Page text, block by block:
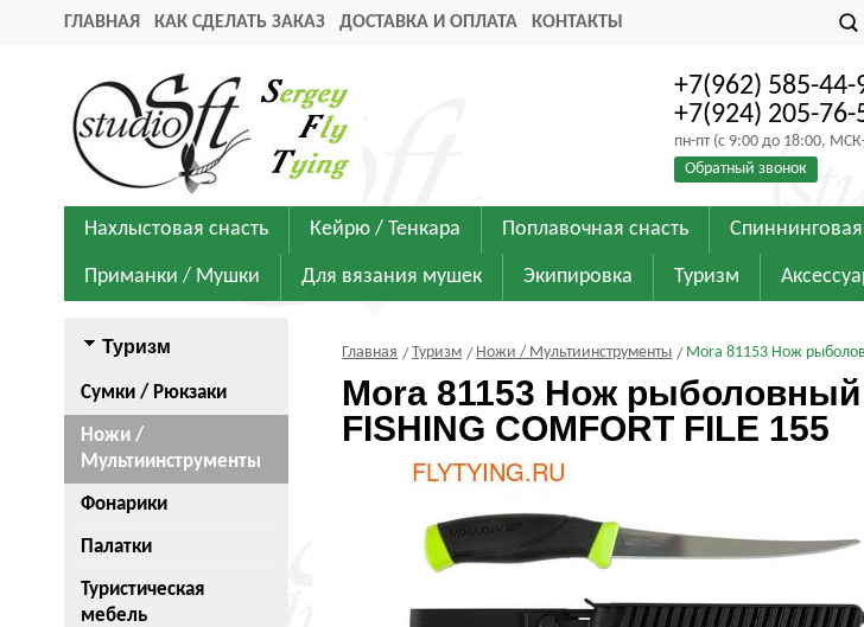
ГЛАВНАЯ КАК СДЕЛАТЬ ЗАКАЗ ДОСТАВКА И ОПЛАТА КОНТАКТЫ
+7(962) 585-44-
+7(924) 205-76-
пн-пт (с 9:00 до 18:00,
Обратный звонок
Нахлыстовая снасть Кейрю / Тенкара Поплавочная снасть Спиннинговая
Приманки / Мушки Для вязания мушек Экипировка Туризм
Туризм
Сумки / Рюкзаки
Ножи /
Мультиинструменты
Фонарики
Палатки
Туристическая
мебель
Главная Туризм Ножи / Мультиинструменты Mora 81153 Нож
Mora 81153 Нож
FISHING COMFORT FILE 155